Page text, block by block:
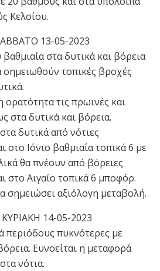
Κελσίου.
13-05-2023
στα δυτικά και βόρεια
τοπικές βροχές
ορατότητα τις πρωινές και
στα δυτικά και βόρεια.
δυτικά από νότιες
στο Ιόνιο βαθμιαία τοπικά 6 με
θα πνέουν από βόρειες
στο Αιγαίο τοπικά 6 μποφόρ.
σημειώσει αξιόλογη μεταβολή.
14-05-2023
περιόδους πυκνότερες με
Ευνοείται η μεταφορά
νότια.